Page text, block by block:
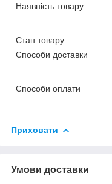
Наявність товару
Стан товару
Способи доставки
Способи оплати
Приховати
Умови доставки